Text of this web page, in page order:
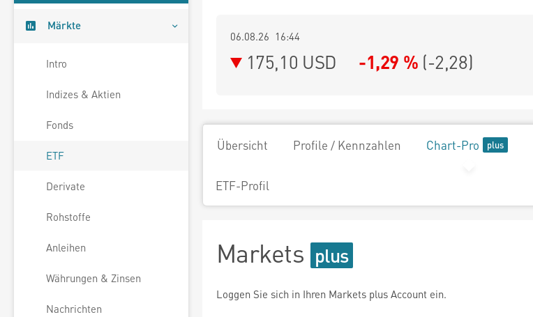
Märkte
Intro
Indizes & Aktien
Fonds
ETF
Derivate
Rohstoffe
Anleihen
Währungen & Zinsen
Nachrichten
06.08.26 16:44
175,10 USD -1,29 % (-2,28)
Übersicht Profile / Kennzahlen Chart-Pro
ETF-Profil
Markets
Loggen Sie sich in Ihren Markets plus Account ein.